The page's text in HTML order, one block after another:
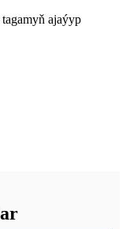
ajaýyp